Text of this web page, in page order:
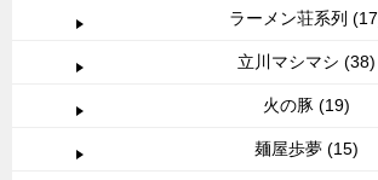
ラーメン荘系列
立川マシマシ (38)
火の豚 (19)
麺屋歩夢 (15)